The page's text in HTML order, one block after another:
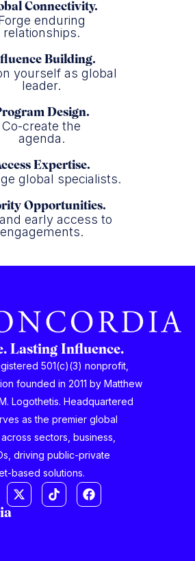
Connectivity.
enduring
relationships.
Building.
yourself as global
leader.
Design.
Co-create the
agenda.
Expertise.
global specialists.
Opportunities.
early access to
engagements.
Lasting Influence.
501(c)(3) nonprofit,
founded in 2011 by Matthew
Logothetis. Headquartered
as the premier global
sectors, business,
driving public-private
based solutions.